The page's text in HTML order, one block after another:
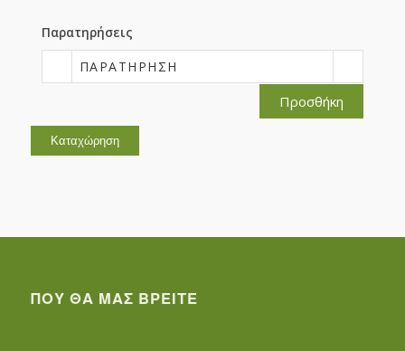
Παρατηρήσεις
ΠΑΡΑΤΉΡΗΣΗ
Προσθήκη
ΠΟΥ ΘΑ ΜΑΣ ΒΡΕΊΤΕ